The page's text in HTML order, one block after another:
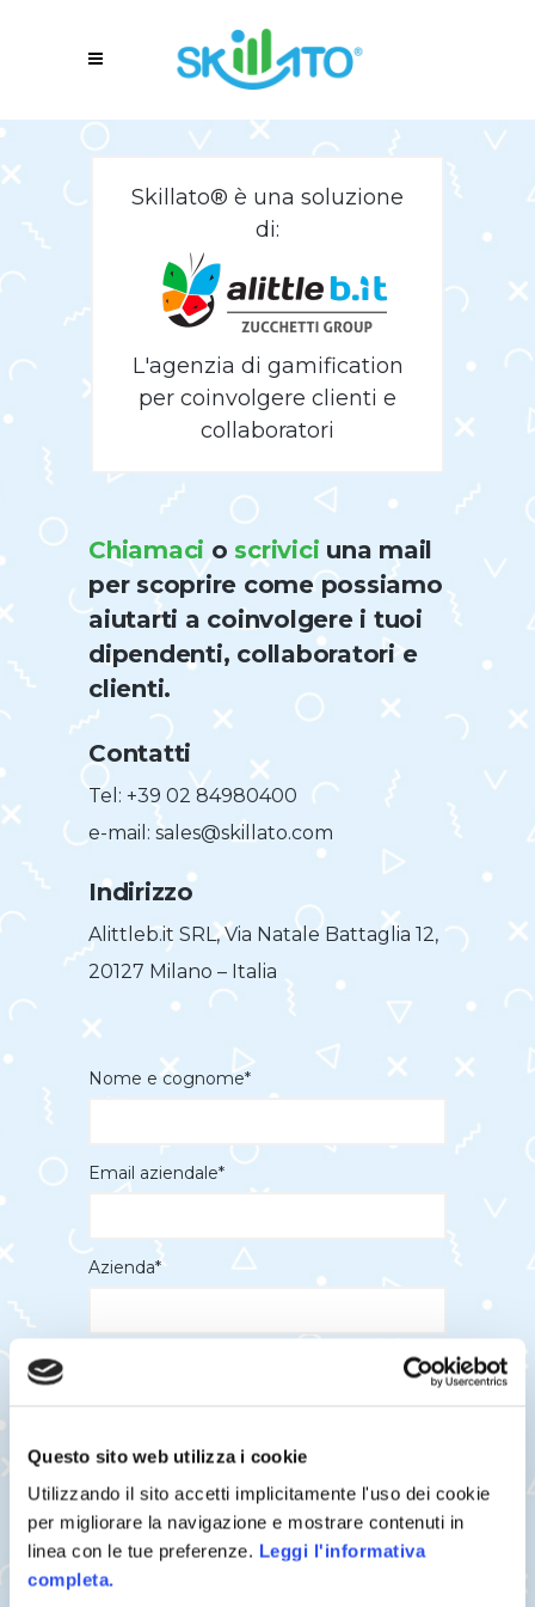
Questo sito web utilizza i cookie
Utilizzando il sito accetti implicitamente l'uso dei cookie
per migliorare la navigazione e mostrare contenuti in
linea con le tue preferenze. Leggi l'informativa
completa.
Skillato® è una soluzione
di:
L'agenzia di gamification
per coinvolgere clienti e
collaboratori
Chiamaci o scrivici una mail
per scoprire come possiamo
aiutarti a coinvolgere i tuoi
dipendenti, collaboratori e
clienti.
Contatti
Tel: +39 02 84980400
e-mail: sales@skillato.com
Indirizzo
Alittleb.it SRL, Via Natale Battaglia 12,
20127 Milano – Italia
Nome e cognome*
Email aziendale*
Azienda*
Telefono*
Nazione*